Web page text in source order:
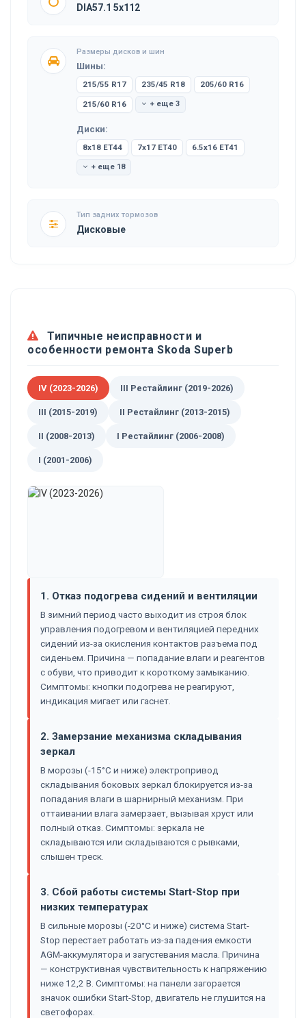
DIA57.1 5x112
Размеры дисков и шин
Шины:
215/55 R17 235/45 R18 205/60 R16
215/60 R16 + еще 3
Диски:
8x18 ET44 7x17 ET40 6.5x16 ET41
+ еще 18
Тип задних тормозов
Дисковые
Типичные неисправности и
особенности ремонта Skoda Superb
IV (2023-2026) III Рестайлинг (2019-2026)
III (2015-2019) II Рестайлинг (2013-2015)
II (2008-2013) I Рестайлинг (2006-2008)
I (2001-2006)
1. Отказ подогрева сидений и вентиляции
В зимний период часто выходит из строя блок
управления подогревом и вентиляцией передних
сидений из-за окисления контактов разъема под
сиденьем. Причина — попадание влаги и реагентов
с обуви, что приводит к короткому замыканию.
Симптомы: кнопки подогрева не реагируют,
индикация мигает или гаснет.
2. Замерзание механизма складывания
зеркал
В морозы (-15°C и ниже) электропривод
складывания боковых зеркал блокируется из-за
попадания влаги в шарнирный механизм. При
оттаивании влага замерзает, вызывая хруст или
полный отказ. Симптомы: зеркала не
складываются или складываются с рывками,
слышен треск.
3. Сбой работы системы Start-Stop при
низких температурах
В сильные морозы (-20°C и ниже) система Start-
Stop перестает работать из-за падения емкости
AGM-аккумулятора и загустевания масла. Причина
— конструктивная чувствительность к напряжению
ниже 12,2 В. Симптомы: на панели загорается
значок ошибки Start-Stop, двигатель не глушится на
светофорах.